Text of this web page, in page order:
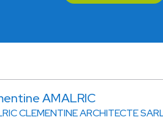
AMALRIC
CLEMENTINE ARCHITECTE